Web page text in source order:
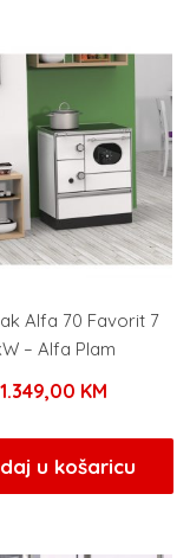
Alfa 70 Favorit 7
– Alfa Plam
1.349,00 KM
u košaricu